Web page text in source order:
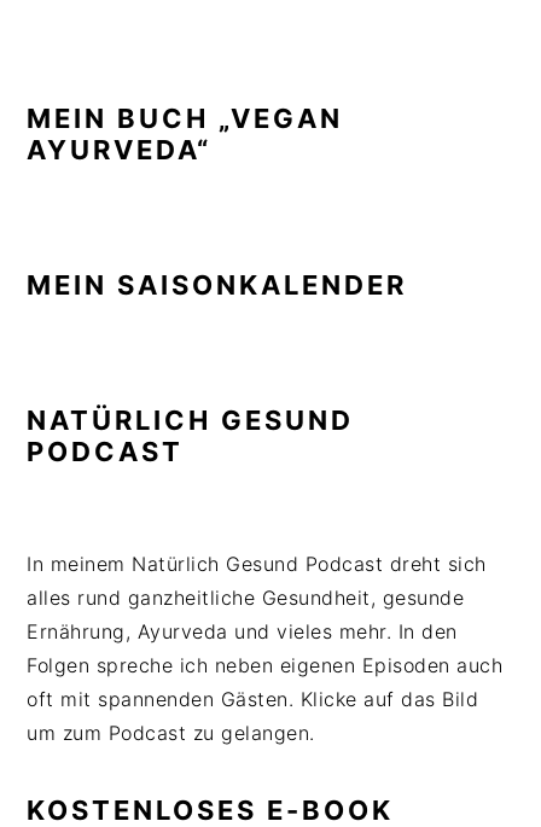
MEIN BUCH „VEGAN
AYURVEDA“
MEIN SAISONKALENDER
NATÜRLICH GESUND
PODCAST
In meinem Natürlich Gesund Podcast dreht sich
alles rund ganzheitliche Gesundheit, gesunde
Ernährung, Ayurveda und vieles mehr. In den
Folgen spreche ich neben eigenen Episoden auch
oft mit spannenden Gästen. Klicke auf das Bild
um zum Podcast zu gelangen.
KOSTENLOSES E-BOOK